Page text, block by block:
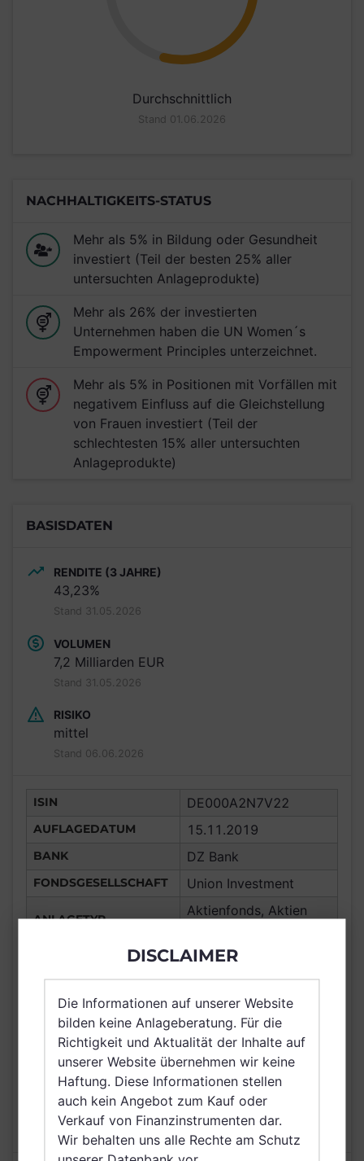
Durchschnittlich
Stand 01.06.2026
NACHHALTIGKEITS-STATUS
Mehr als 5% in Bildung oder Gesundheit
investiert (Teil der besten 25% aller
untersuchten Anlageprodukte)
Mehr als 26% der investierten
Unternehmen haben die UN Women´s
Empowerment Principles unterzeichnet.
Mehr als 5% in Positionen mit Vorfällen mit
negativem Einfluss auf die Gleichstellung
von Frauen investiert (Teil der
schlechtesten 15% aller untersuchten
Anlageprodukte)
BASISDATEN
RENDITE (3 JAHRE)
43,23%
Stand 31.05.2026
VOLUMEN
7,2 Milliarden EUR
Stand 31.05.2026
RISIKO
mittel
Stand 06.06.2026
ISIN DE000A2N7V22
AUFLAGEDATUM 15.11.2019
BANK DZ Bank
FONDSGESELLSCHAFT Union Investment
ANLAGETYP
Aktienfonds, Aktien
Global
ERTRAGSTYP ausschüttend
WÄHRUNG EUR
VERTRIEBSZULASSUNG
Deutschland,
Luxemburg, Österreich
AUSGABEAUFSCHLAG 5,00%
MAX. LAUFENDE
KOSTEN
1,75%
DISCLAIMER
Die Informationen auf unserer Website
bilden keine Anlageberatung. Für die
Richtigkeit und Aktualität der Inhalte auf
unserer Website übernehmen wir keine
Haftung. Diese Informationen stellen
auch kein Angebot zum Kauf oder
Verkauf von Finanzinstrumenten dar.
Wir behalten uns alle Rechte am Schutz